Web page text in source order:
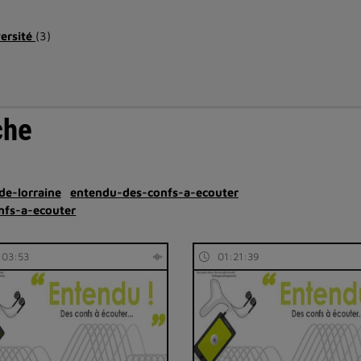
(3)
lorraine
entendu-des-confs-a-ecouter
a-ecouter
01:21:39